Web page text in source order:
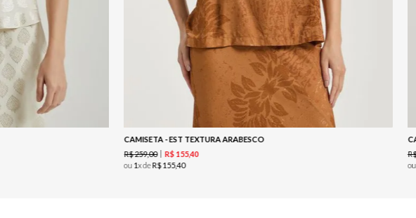
CAMISETA - EST TEXTURA ARABESCO
R$259,00 R$ 155,40
ou 1x deR$155,40
ou